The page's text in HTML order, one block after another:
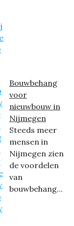
Bouwbehang
voor
nieuwbouw in
Nijmegen
Steeds meer
mensen in
Nijmegen zien
de voordelen
van
bouwbehang...